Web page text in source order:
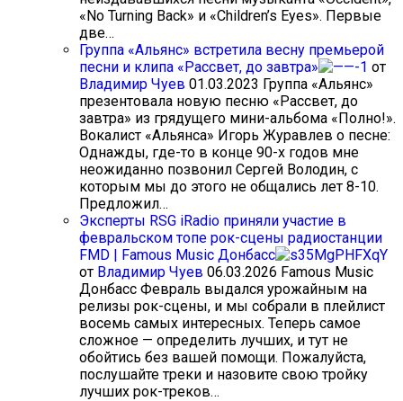
«No Turning Back» и «Children’s Eyes». Первые
две…
Группа «Альянс» встретила весну премьерой
песни и клипа «Рассвет, до завтра»
от
Владимир Чуев 01.03.2023 Группа «Альянс»
презентовала новую песню «Рассвет, до
завтра» из грядущего мини-альбома «Полно!».
Вокалист «Альянса» Игорь Журавлев о песне:
Однажды, где-то в конце 90-х годов мне
неожиданно позвонил Сергей Володин, с
которым мы до этого не общались лет 8-10.
Предложил…
Эксперты RSG iRadio приняли участие в
февральском топе рок-сцены радиостанции
FMD | Famous Music Донбасс
от Владимир Чуев 06.03.2026 Famous Music
Донбасс Февраль выдался урожайным на
релизы рок-сцены, и мы собрали в плейлист
восемь самых интересных. Теперь самое
сложное — определить лучших, и тут не
обойтись без вашей помощи. Пожалуйста,
послушайте треки и назовите свою тройку
лучших рок-треков…